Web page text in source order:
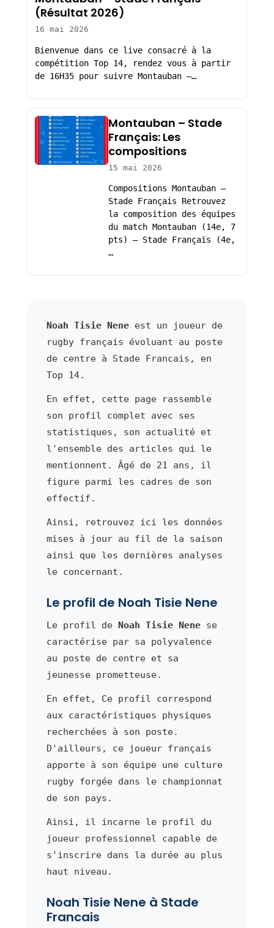
(Résultat 2026)
16 mai 2026
Bienvenue dans ce live consacré à la
compétition Top 14, rendez vous à partir
de 16H35 pour suivre Montauban –…
Montauban – Stade
Français: Les
compositions
15 mai 2026
Compositions Montauban –
Stade Français Retrouvez
la composition des équipes
du match Montauban (14e, 7
pts) – Stade Français (4e,
…
Noah Tisie Neneest un joueur de
rugby français évoluant au poste
de centre à Stade Francais, en
Top 14.
En effet, cette page rassemble
son profil complet avec ses
statistiques, son actualité et
l'ensemble des articles qui le
mentionnent. Âgé de 21 ans, il
figure parmi les cadres de son
effectif.
Ainsi, retrouvez ici les données
mises à jour au fil de la saison
ainsi que les dernières analyses
le concernant.
Le profil de Noah Tisie Nene
Le profil de Noah Tisie Nenese
caractérise par sa polyvalence
au poste de centre et sa
jeunesse prometteuse.
En effet, Ce profil correspond
aux caractéristiques physiques
recherchées à son poste.
D'ailleurs, ce joueur français
apporte à son équipe une culture
rugby forgée dans le championnat
de son pays.
Ainsi, il incarne le profil du
joueur professionnel capable de
s'inscrire dans la durée au plus
haut niveau.
Noah Tisie Nene à Stade
Francais